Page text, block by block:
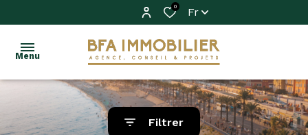
0 Fr
Menu
ACHETER
Filtrer